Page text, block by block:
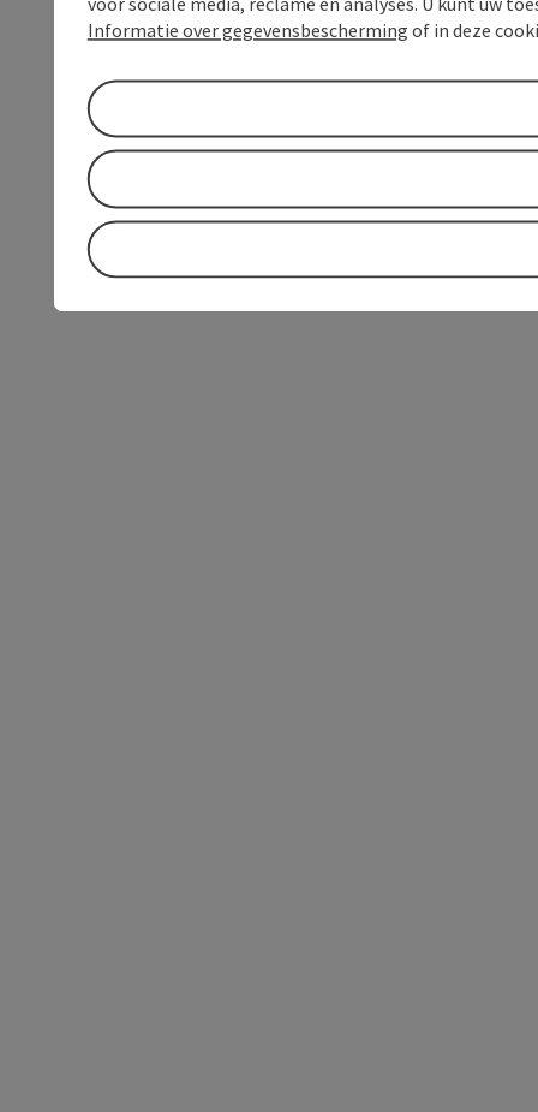
Informatie over gegevensbescherming of in deze